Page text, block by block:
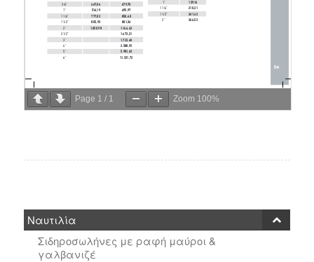
Page 1 / 1 Zoom 100%
Ναυτιλία
Σιδηροσωλήνες με ραφή μαύροι &
γαλβανιζέ